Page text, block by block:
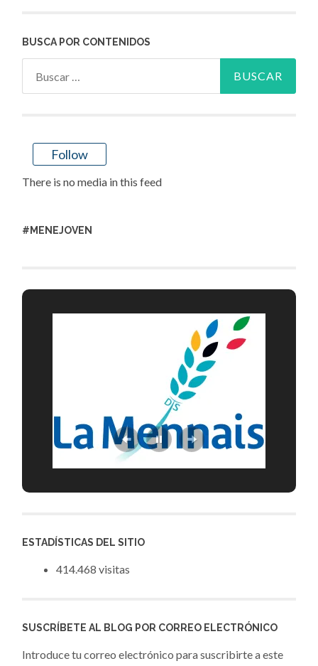
BUSCA POR CONTENIDOS
Follow
There is no media in this feed
#MENEJOVEN
ESTADÍSTICAS DEL SITIO
414.468 visitas
SUSCRÍBETE AL BLOG POR CORREO ELECTRÓNICO
Introduce tu correo electrónico para suscribirte a este